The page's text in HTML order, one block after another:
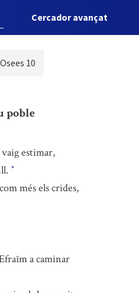
Cercador avançat
Osees 10
poble
estimar,
*
més els crides,
a caminar